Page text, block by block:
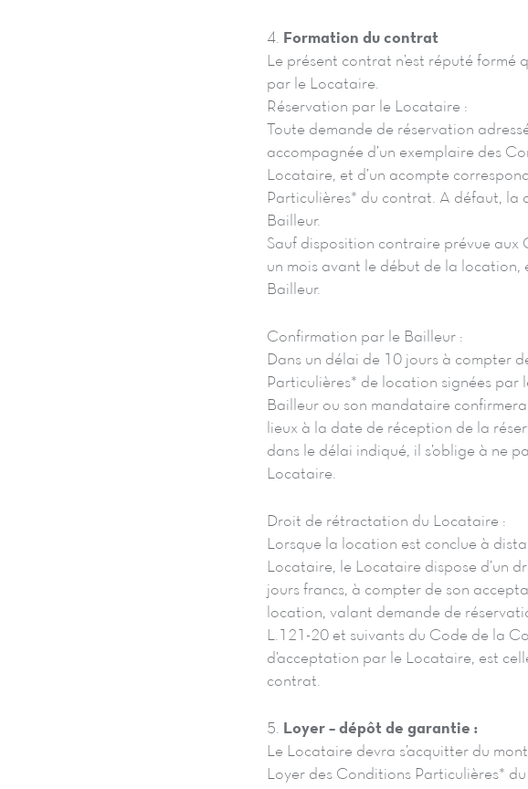
4. Formation du contrat
Le présent contrat n’est réputé
par le Locataire.
Réservation par le Locataire :
Toute demande de réservation
accompagnée d’un exemplaire des
Locataire, et d’un acompte
Particulières* du contrat. A défaut, la
Bailleur.
Sauf disposition contraire prévue
un mois avant le début de la location,
Bailleur.
Confirmation par le Bailleur :
Dans un délai de 10 jours à compter
Particulières* de location signées par
Bailleur ou son mandataire
lieux à la date de réception de la
dans le délai indiqué, il s’oblige à ne
Locataire.
Droit de rétractation du Locataire :
Lorsque la location est conclue à
Locataire, le Locataire dispose d’un
jours francs, à compter de son
location, valant demande de
L.121-20 et suivants du Code de la
d’acceptation par le Locataire, est
contrat.
5. Loyer – dépôt de garantie :
Le Locataire devra s’acquitter du
Loyer des Conditions Particulières*